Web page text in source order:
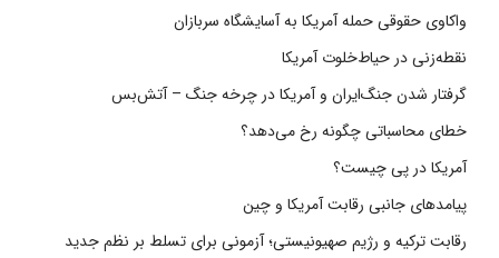
واکاوی حقوقی حمله آمریکا به آسایشگاه سربازان
نقطه‌زنی در حیاط‌خلوت آمریکا
گرفتار شدن جنگ‌ایران و آمریکا در چرخه جنگ – آتش‌بس
خطای محاسباتی چگونه رخ می‌دهد؟
آمریکا در پی چیست؟
پیامدهای جانبی رقابت آمریکا و چین
رقابت ترکیه و رژیم صهیونیستی؛ آزمونی برای تسلط بر نظم جدید